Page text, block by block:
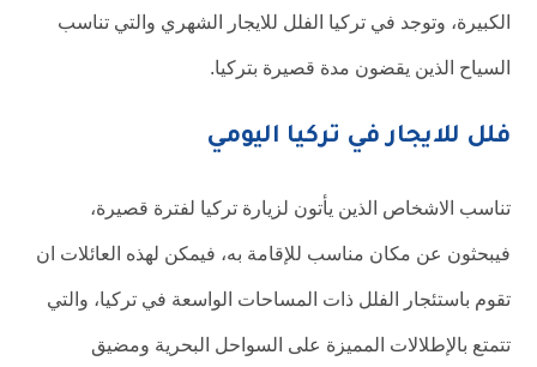
الكبيرة، وتوجد في تركيا الفلل للايجار الشهري والتي تناسب
السياح الذين يقضون مدة قصيرة بتركيا.
فلل للايجار في تركيا اليومي
تناسب الاشخاص الذين يأتون لزيارة تركيا لفترة قصيرة،
فيبحثون عن مكان مناسب للإقامة به، فيمكن لهذه العائلات ان
تقوم باستئجار الفلل ذات المساحات الواسعة في تركيا، والتي
تتمتع بالإطلالات المميزة على السواحل البحرية ومضيق